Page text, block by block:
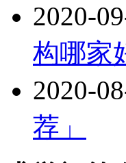
2020-
构哪家
2020-
荐」